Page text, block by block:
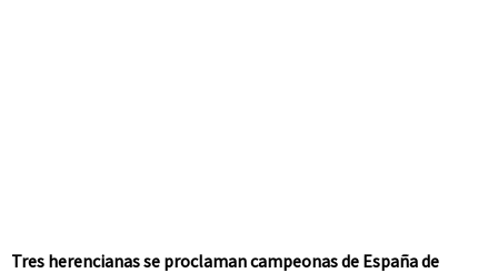
Tres herencianas se proclaman campeonas de España de